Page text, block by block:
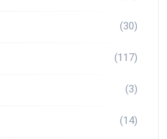
(30)
(117)
(3)
(14)